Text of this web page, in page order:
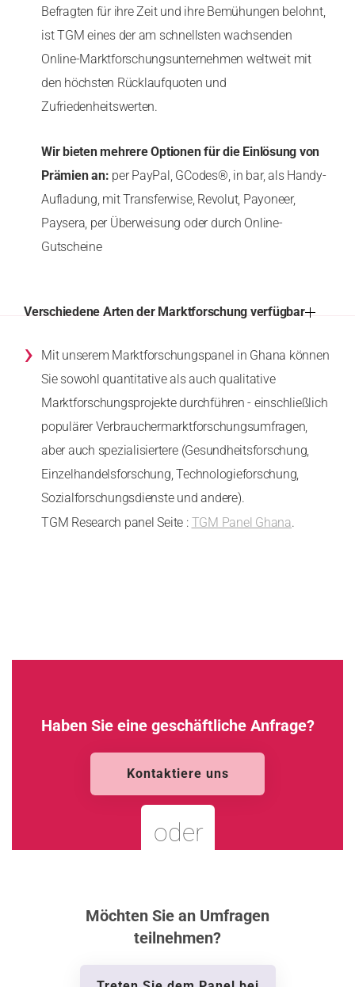
Befragten für ihre Zeit und ihre Bemühungen belohnt,
ist TGM eines der am schnellsten wachsenden
Online-Marktforschungsunternehmen weltweit mit
den höchsten Rücklaufquoten und
Zufriedenheitswerten.
Wir bieten mehrere Optionen für die Einlösung von
Prämien an: per PayPal, GCodes®, in bar, als Handy-
Aufladung, mit Transferwise, Revolut, Payoneer,
Paysera, per Überweisung oder durch Online-
Gutscheine
Verschiedene Arten der Marktforschung verfügbar
›
Mit unserem Marktforschungspanel in Ghana können
Sie sowohl quantitative als auch qualitative
Marktforschungsprojekte durchführen - einschließlich
populärer Verbrauchermarktforschungsumfragen,
aber auch spezialisiertere (Gesundheitsforschung,
Einzelhandelsforschung, Technologieforschung,
Sozialforschungsdienste und andere).
TGM Research panel Seite : TGM Panel Ghana.
Haben Sie eine geschäftliche Anfrage?
Kontaktiere uns
Möchten Sie an Umfragen
teilnehmen?
oder